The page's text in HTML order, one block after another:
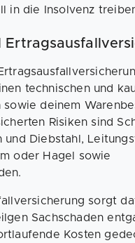
in die Insolvenz
technischen und
deinem
Risiken sind
und Diebstahl,
oder Hagel sowie
sorgt
Sachschaden
Kosten